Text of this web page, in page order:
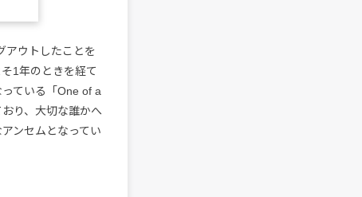
アウトしたことを
1年のときを経て
ている「One of a
り、大切な誰かへ
ンセムとなってい